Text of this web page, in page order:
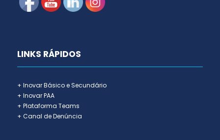
LINKS RÁPIDOS
+ Inovar Básico e Secundário
+ Inovar PAA
+ Plataforma Teams
+ Canal de Denúncia